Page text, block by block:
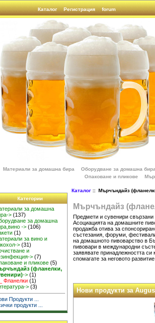
Каталог Регистрация forum
Материали за домашна бира
Оборудване за домашна
Опаковане и пликове
Категории
за домашна
> (137)
за домашна
-> (106)
(1)
за вино и
> (31)
и
> (7)
и пликове (5)
(фланелки,
-> (1)
Фланелки (1)
> (3)
Продукти ...
продукти ...
Каталог:: Мърчъндайз
Мърчъндайз
Предмети и сувенири
Асоциацията на домашните
продажба отива за
състезания, форуми,
на домашното пивоварство в
пивовари в международни
заявявате принадлежността
спомагате за неговото
Нови продукти за